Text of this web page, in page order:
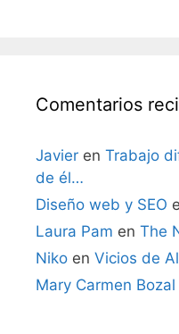
Comentarios
Javier en Trabajo
de él…
Diseño web y SEO
Laura Pam en The
Niko en Vicios de
Mary Carmen Bozal